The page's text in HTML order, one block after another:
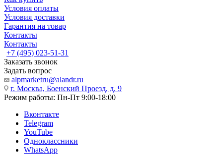
Условия оплаты
Условия доставки
Гарантия на товар
Контакты
Контакты
+7 (495) 023-51-31
Заказать звонок
Задать вопрос
alpmarketru@alandr.ru
г. Москва, Боенский Проезд, д. 9
Режим работы: Пн-Пт 9:00-18:00
Вконтакте
Telegram
YouTube
Одноклассники
WhatsApp